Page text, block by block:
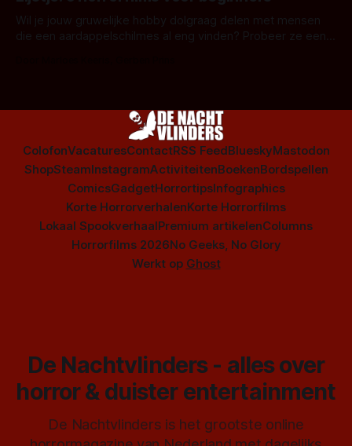
is niet beperkt tot films. Hier een aantal Nederlandse tv-
series uit het duistere of horrorgenre. Als
Wil je jouw gruwelijke hobby dolgraag delen met mensen
die een aardappelschilmes al eng vinden? Probeer ze eens
ColofonVacaturesContactRSS FeedBlueskyMastodon
ShopSteamInstagramActiviteitenBoekenBordspellen
ComicsGadgetHorrortipsInfographics
Korte HorrorverhalenKorte Horrorfilms
Lokaal SpookverhaalPremium artikelenColumns
Horrorfilms 2026No Geeks, No Glory
Werkt op Ghost
De Nachtvlinders - alles over
horror & duister entertainment
De Nachtvlinders is het grootste online